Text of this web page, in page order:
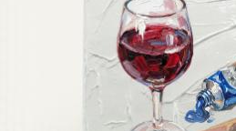
ВЫБРАТЬ ВЕЧЕРИНКУ